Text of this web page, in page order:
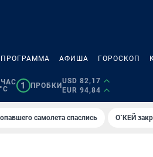
АФИША ГОРОСКОП
1 ПРОБКИ
USD 82,17
EUR 94,84
самолета спаслись О`КЕЙ